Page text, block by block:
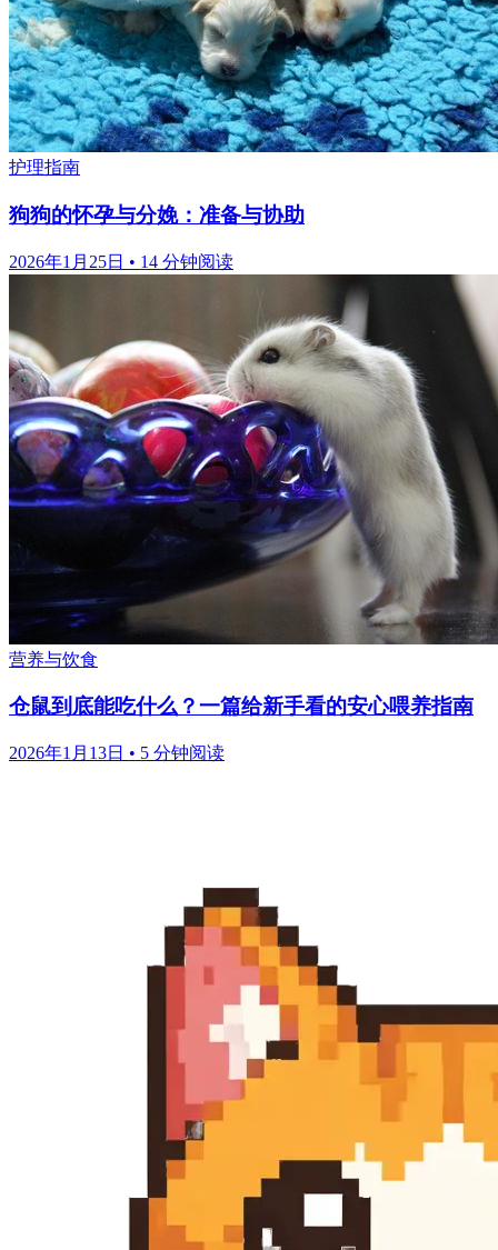
护理指南
狗狗的怀孕与分娩：准备与协助
2026年1月25日 • 14 分钟阅读
营养与饮食
仓鼠到底能吃什么？一篇给新手看的安心喂养指南
2026年1月13日 • 5 分钟阅读